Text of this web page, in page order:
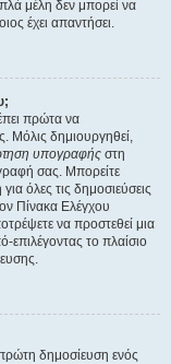
μέλη δεν μπορεί να
έχει απαντήσει.
πρώτα να
Μόλις δημιουργηθεί,
υπογραφής στη
σας. Μπορείτε
όλες τις δημοσιεύσεις
Πίνακα Ελέγχου
να προστεθεί μια
το πλαίσιο
δημοσίευση ενός